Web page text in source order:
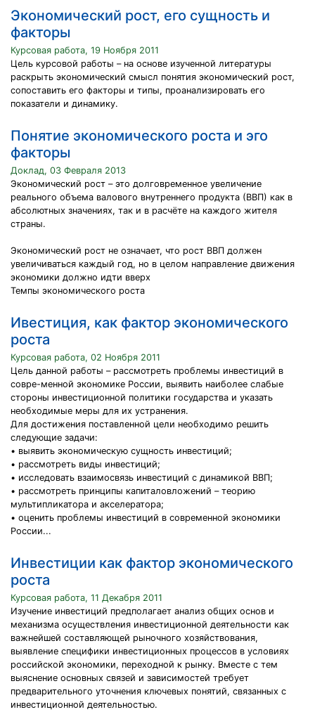
Экономический рост, его сущность и
факторы
Курсовая работа, 19 Ноября 2011
Цель курсовой работы – на основе изученной литературы
раскрыть экономический смысл понятия экономический рост,
сопоставить его факторы и типы, проанализировать его
показатели и динамику.
Понятие экономического роста и эго
факторы
Доклад, 03 Февраля 2013
Экономический рост – это долговременное увеличение
реального объема валового внутреннего продукта (ВВП) как в
абсолютных значениях, так и в расчёте на каждого жителя
страны.
Экономический рост не означает, что рост ВВП должен
увеличиваться каждый год, но в целом направление движения
экономики должно идти вверх
Темпы экономического роста
Ивестиция, как фактор экономического
роста
Курсовая работа, 02 Ноября 2011
Цель данной работы – рассмотреть проблемы инвестиций в
совре-менной экономике России, выявить наиболее слабые
стороны инвестиционной политики государства и указать
необходимые меры для их устранения.
Для достижения поставленной цели необходимо решить
следующие задачи:
• выявить экономическую сущность инвестиций;
• рассмотреть виды инвестиций;
• исследовать взаимосвязь инвестиций с динамикой ВВП;
• рассмотреть принципы капиталовложений – теорию
мультипликатора и акселератора;
• оценить проблемы инвестиций в современной экономики
России...
Инвестиции как фактор экономического
роста
Курсовая работа, 11 Декабря 2011
Изучение инвестиций предполагает анализ общих основ и
механизма осуществления инвестиционной деятельности как
важнейшей составляющей рыночного хозяйствования,
выявление специфики инвестиционных процессов в условиях
российской экономики, переходной к рынку. Вместе с тем
выяснение основных связей и зависимостей требует
предварительного уточнения ключевых понятий, связанных с
инвестиционной деятельностью.